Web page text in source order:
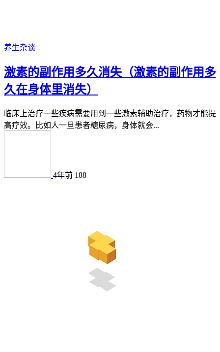
养生杂谈
激素的副作用多久消失（激素的副作用多
久在身体里消失）
临床上治疗一些疾病需要用到一些激素辅助治疗，药物才能提
高疗效。比如人一旦患者糖尿病，身体就会...
4年前 188